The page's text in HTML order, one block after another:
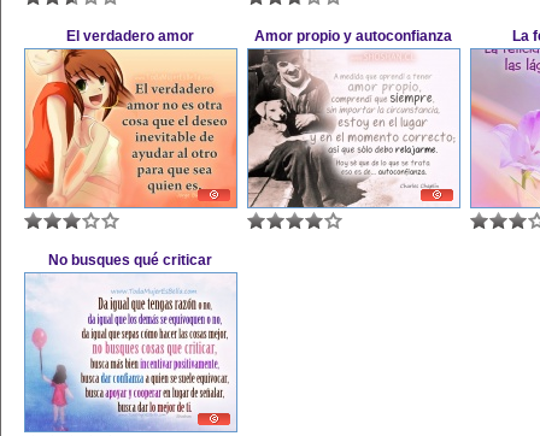
El verdadero amor Amor propio y autoconfianza La
No busques qué criticar